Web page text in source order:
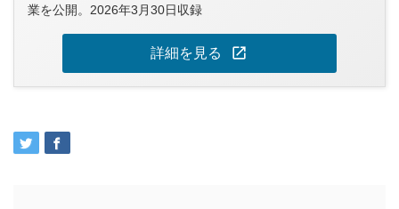
業を公開。2026年3月30日収録
詳細を見る open_in_new